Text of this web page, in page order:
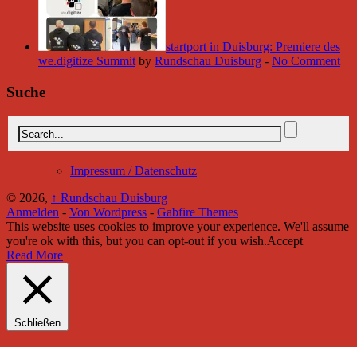
startport in Duisburg: Premiere des
we.digitize Summit by Rundschau Duisburg - No Comment
Suche
Impressum / Datenschutz
© 2026, ↑ Rundschau Duisburg
Anmelden - Von Wordpress - Gabfire Themes
This website uses cookies to improve your experience. We'll assume
you're ok with this, but you can opt-out if you wish.Accept
Read More
Schließen